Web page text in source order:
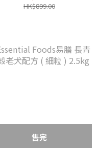
HK$899.00
售完